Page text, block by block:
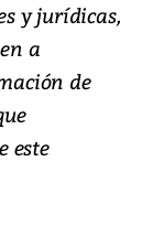
y jurídicas,
a
de
este